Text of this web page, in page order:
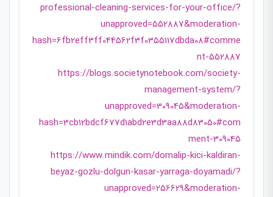
professional-cleaning-services-for-your-office/?
unapproved=552887&moderation-
hash=6fb2eff3ff044562f3f0355117dbda08#comme
nt-552887
https://blogs.societynotebook.com/society-
management-system/?
unapproved=309045&moderation-
hash=3cb12bdcf677d1abd2e3d3aa88d83050#com
ment-309045
https://www.mindik.com/domalip-kici-kaldiran-
beyaz-gozlu-dolgun-kasar-yarraga-doyamadi/?
unapproved=256629&moderation-